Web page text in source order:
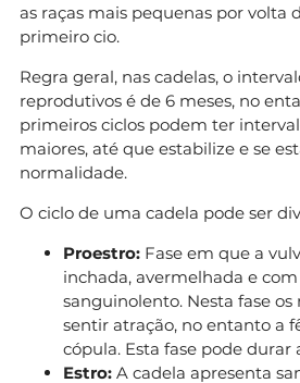
as raças mais pequenas por volta
primeiro cio.
Regra geral, nas cadelas, o
reprodutivos é de 6 meses, no
primeiros ciclos podem ter
maiores, até que estabilize e se
normalidade.
O ciclo de uma cadela pode ser
Proestro: Fase em que a
inchada, avermelhada e
sanguinolento. Nesta fase
sentir atração, no entanto a
cópula. Esta fase pode durar
Estro: A cadela apresenta